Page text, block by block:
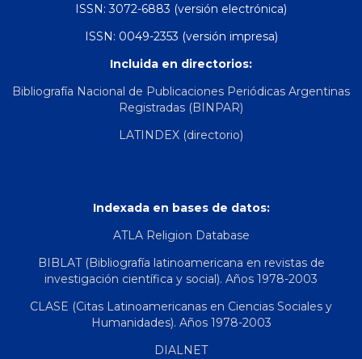
ISSN: 3072-6883 (versión electrónica)
ISSN: 0049-2353 (versión impresa)
Incluida en directorios:
Bibliografía Nacional de Publicaciones Periódicas Argentinas
Registradas (BINPAR)
LATINDEX (directorio)
Indexada en bases de datos:
ATLA Religion Database
BIBLAT (Bibliografía latinoamericana en revistas de
investigación científica y social). Años 1978-2003
CLASE (Citas Latinoamericanas en Ciencias Sociales y
Humanidades). Años 1978-2003
DIALNET